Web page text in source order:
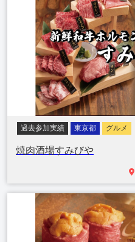
過去参加実績 東京都 グルメ
焼肉酒場すみびや